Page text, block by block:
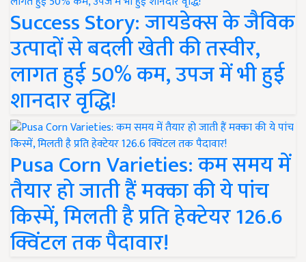
Success Story: जायडेक्स के जैविक
उत्पादों से बदली खेती की तस्वीर,
लागत हुई 50% कम, उपज में भी हुई
शानदार वृद्धि!
Pusa Corn Varieties: कम समय में
तैयार हो जाती हैं मक्का की ये पांच
किस्में, मिलती है प्रति हेक्टेयर 126.6
क्विंटल तक पैदावार!